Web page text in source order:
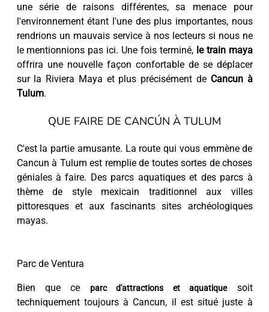
une série de raisons différentes, sa menace pour
l'environnement étant l'une des plus importantes, nous
rendrions un mauvais service à nos lecteurs si nous ne
le mentionnions pas ici. Une fois terminé, le train maya
offrira une nouvelle façon confortable de se déplacer
sur la Riviera Maya et plus précisément de Cancun à
Tulum.
QUE FAIRE DE CANCÚN À TULUM
C'est la partie amusante. La route qui vous emmène de
Cancun à Tulum est remplie de toutes sortes de choses
géniales à faire. Des parcs aquatiques et des parcs à
thème de style mexicain traditionnel aux villes
pittoresques et aux fascinants sites archéologiques
mayas.
Parc de Ventura
Bien que ce parc d'attractions et aquatiquesoit
techniquement toujours à Cancun, il est situé juste à